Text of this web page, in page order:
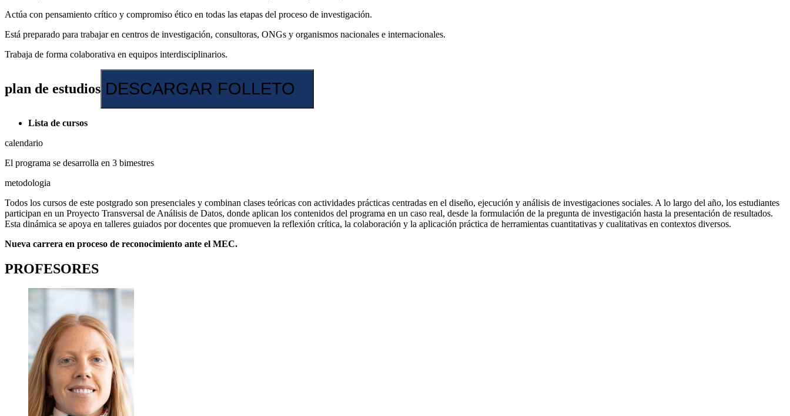
Actúa con pensamiento crítico y compromiso ético en todas las etapas del proceso de investigación.
Está preparado para trabajar en centros de investigación, consultoras, ONGs y organismos nacionales e internacionales.
Trabaja de forma colaborativa en equipos interdisciplinarios.
plan de estudios DESCARGAR FOLLETO
Lista de cursos
calendario
El programa se desarrolla en 3 bimestres
metodologia
Todos los cursos de este postgrado son presenciales y combinan clases teóricas con actividades prácticas centradas en el diseño, ejecución y análisis de investigaciones sociales. A lo largo del año, los estudiantes
participan en un Proyecto Transversal de Análisis de Datos, donde aplican los contenidos del programa en un caso real, desde la formulación de la pregunta de investigación hasta la presentación de resultados.
Esta dinámica se apoya en talleres guiados por docentes que promueven la reflexión crítica, la colaboración y la aplicación práctica de herramientas cuantitativas y cualitativas en contextos diversos.
Nueva carrera en proceso de reconocimiento ante el MEC.
PROFESORES